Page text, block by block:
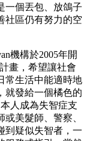
一個丟包、放鴿子
社區仍有努力的空
機構於2005年開
畫，希望讓社會
常生活中能適時地
就發給一個橘色的
人成為失智症支
美髮師、警察、
到疑似失智者，一